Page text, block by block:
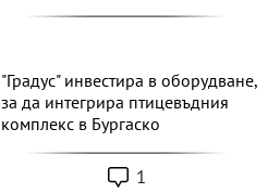
"Градус" инвестира в оборудване,
за да интегрира птицевъдния
комплекс в Бургаско
1